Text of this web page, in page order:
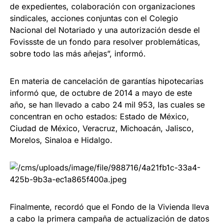
de expedientes, colaboración con organizaciones
sindicales, acciones conjuntas con el Colegio
Nacional del Notariado y una autorización desde el
Fovissste de un fondo para resolver problemáticas,
sobre todo las más añejas”, informó.
En materia de cancelación de garantías hipotecarias
informó que, de octubre de 2014 a mayo de este
año, se han llevado a cabo 24 mil 953, las cuales se
concentran en ocho estados: Estado de México,
Ciudad de México, Veracruz, Michoacán, Jalisco,
Morelos, Sinaloa e Hidalgo.
Finalmente, recordó que el Fondo de la Vivienda lleva
a cabo la primera campaña de actualización de datos